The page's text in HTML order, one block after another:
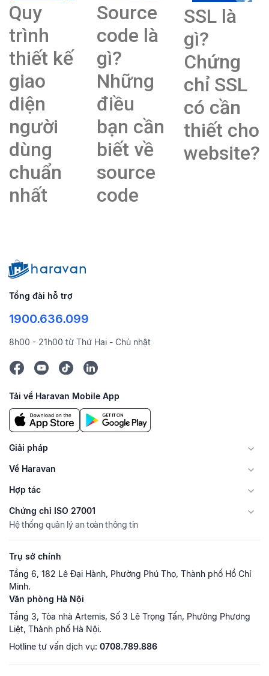
Quy
trình
thiết kế
giao
diện
người
dùng
chuẩn
nhất
Source
code là
gì?
Những
điều
bạn cần
biết về
source
code
SSL là
gì?
Chứng
chỉ SSL
có cần
thiết cho
website?
Tổng đài hỗ trợ
1900.636.099
8h00 - 21h00 từ Thứ Hai - Chủ nhật
Tải về Haravan Mobile App
Giải pháp
Về Haravan
Hợp tác
Chứng chỉ ISO 27001
Hệ thống quản lý an toàn thông tin
Trụ sở chính
Tầng 6, 182 Lê Đại Hành, Phường Phú Thọ, Thành phố Hồ Chí
Minh.
Văn phòng Hà Nội
Tầng 3, Tòa nhà Artemis, Số 3 Lê Trọng Tấn, Phường Phương
Liệt, Thành phố Hà Nội.
Hotline tư vấn dịch vụ: 0708.789.886